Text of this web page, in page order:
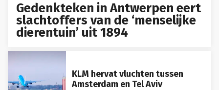
Gedenkteken in Antwerpen eert
slachtoffers van de ‘menselijke
dierentuin’ uit 1894
KLM hervat vluchten tussen
Amsterdam en Tel Aviv